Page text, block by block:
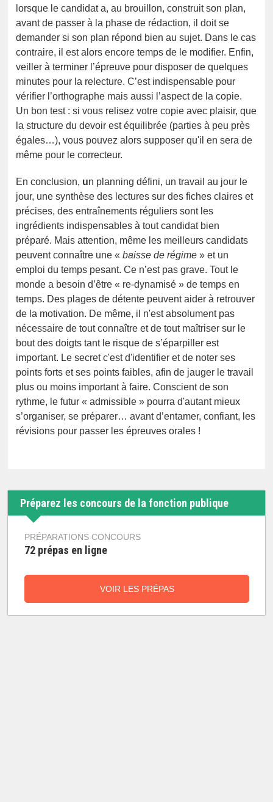
lorsque le candidat a, au brouillon, construit son plan,
avant de passer à la phase de rédaction, il doit se
demander si son plan répond bien au sujet. Dans le cas
contraire, il est alors encore temps de le modifier. Enfin,
veiller à terminer l’épreuve pour disposer de quelques
minutes pour la relecture. C’est indispensable pour
vérifier l’orthographe mais aussi l’aspect de la copie.
Un bon test : si vous relisez votre copie avec plaisir, que
la structure du devoir est équilibrée (parties à peu près
égales…), vous pouvez alors supposer qu'il en sera de
même pour le correcteur.
En conclusion, un planning défini, un travail au jour le
jour, une synthèse des lectures sur des fiches claires et
précises, des entraînements réguliers sont les
ingrédients indispensables à tout candidat bien
préparé. Mais attention, même les meilleurs candidats
peuvent connaître une «baisse de régime » et un
emploi du temps pesant. Ce n’est pas grave. Tout le
monde a besoin d’être « re-dynamisé » de temps en
temps. Des plages de détente peuvent aider à retrouver
de la motivation. De même, il n'est absolument pas
nécessaire de tout connaître et de tout maîtriser sur le
bout des doigts tant le risque de s’éparpiller est
important. Le secret c'est d'identifier et de noter ses
points forts et ses points faibles, afin de jauger le travail
plus ou moins important à faire. Conscient de son
rythme, le futur « admissible » pourra d'autant mieux
s’organiser, se préparer… avant d’entamer, confiant, les
révisions pour passer les épreuves orales !
Préparez les concours de la fonction publique
PRÉPARATIONS CONCOURS
72 prépas en ligne
VOIR LES PRÉPAS